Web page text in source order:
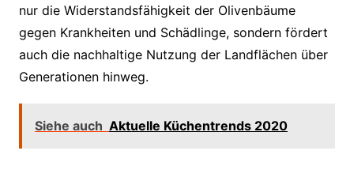
nur die Widerstandsfähigkeit der Olivenbäume
gegen Krankheiten und Schädlinge, sondern fördert
auch die nachhaltige Nutzung der Landflächen über
Generationen hinweg.
Siehe auch Aktuelle Küchentrends 2020